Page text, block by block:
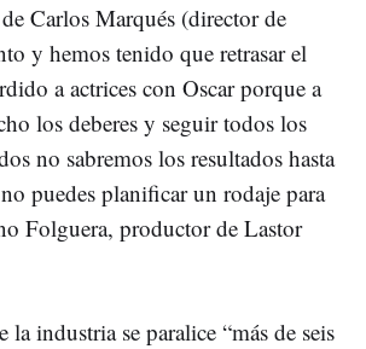
Carlos Marqués (director de
y hemos tenido que retrasar el
a actrices con Oscar porque a
los deberes y seguir todos los
no sabremos los resultados hasta
puedes planificar un rodaje para
Folguera, productor de Lastor
la industria se paralice “más de seis